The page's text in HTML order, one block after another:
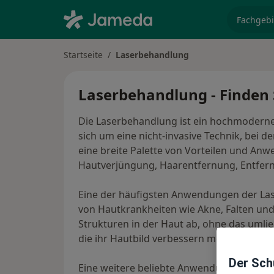
Startseite Laserbehandlung
Laserbehandlung -
Die Laserbehandlung ist ein
sich um eine nicht-invasive Technik, bei
eine breite Palette von Vorteilen und
Hautverjüngung, Haarentfernung,
Eine der häufigsten Anwendungen der
von Hautkrankheiten wie Akne, Falten
Strukturen in der Haut ab, ohne das
die ihr Hautbild verbessern möchten.
Eine weitere beliebte Anwendung der
Der